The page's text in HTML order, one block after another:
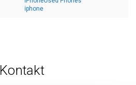
iphone
Kontakt